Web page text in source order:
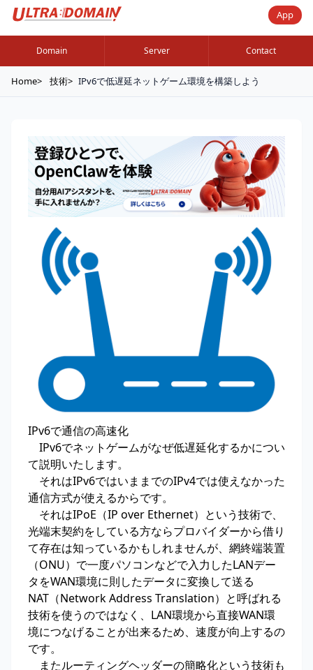
App
Domain Server Contact
Home 技術 IPv6で低遅延ネットゲーム環境を構築しよう
IPv6で通信の高速化
IPv6でネットゲームがなぜ低遅延化するかについ
て説明いたします。
それはIPv6ではいままでのIPv4では使えなかった
通信方式が使えるからです。
それはIPoE（IP over Ethernet）という技術で、
光端末契約をしている方ならプロバイダーから借り
て存在は知っているかもしれませんが、網終端装置
（ONU）で一度パソコンなどで入力したLANデー
タをWAN環境に則したデータに変換して送る
NAT（Network Address Translation）と呼ばれる
技術を使うのではなく、LAN環境から直接WAN環
境につなげることが出来るため、速度が向上するの
です。
またルーティングヘッダーの簡略化という技術も